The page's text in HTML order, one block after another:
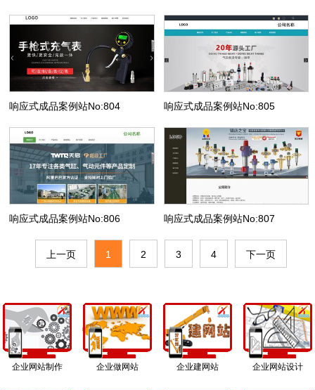
响应式成品案例站No:804 响应式成品案例站No:805
响应式成品案例站No:806 响应式成品案例站No:807
上一页 1 2 3 4 下一页
企业网站制作 企业做网站 企业建网站 企业网站设计